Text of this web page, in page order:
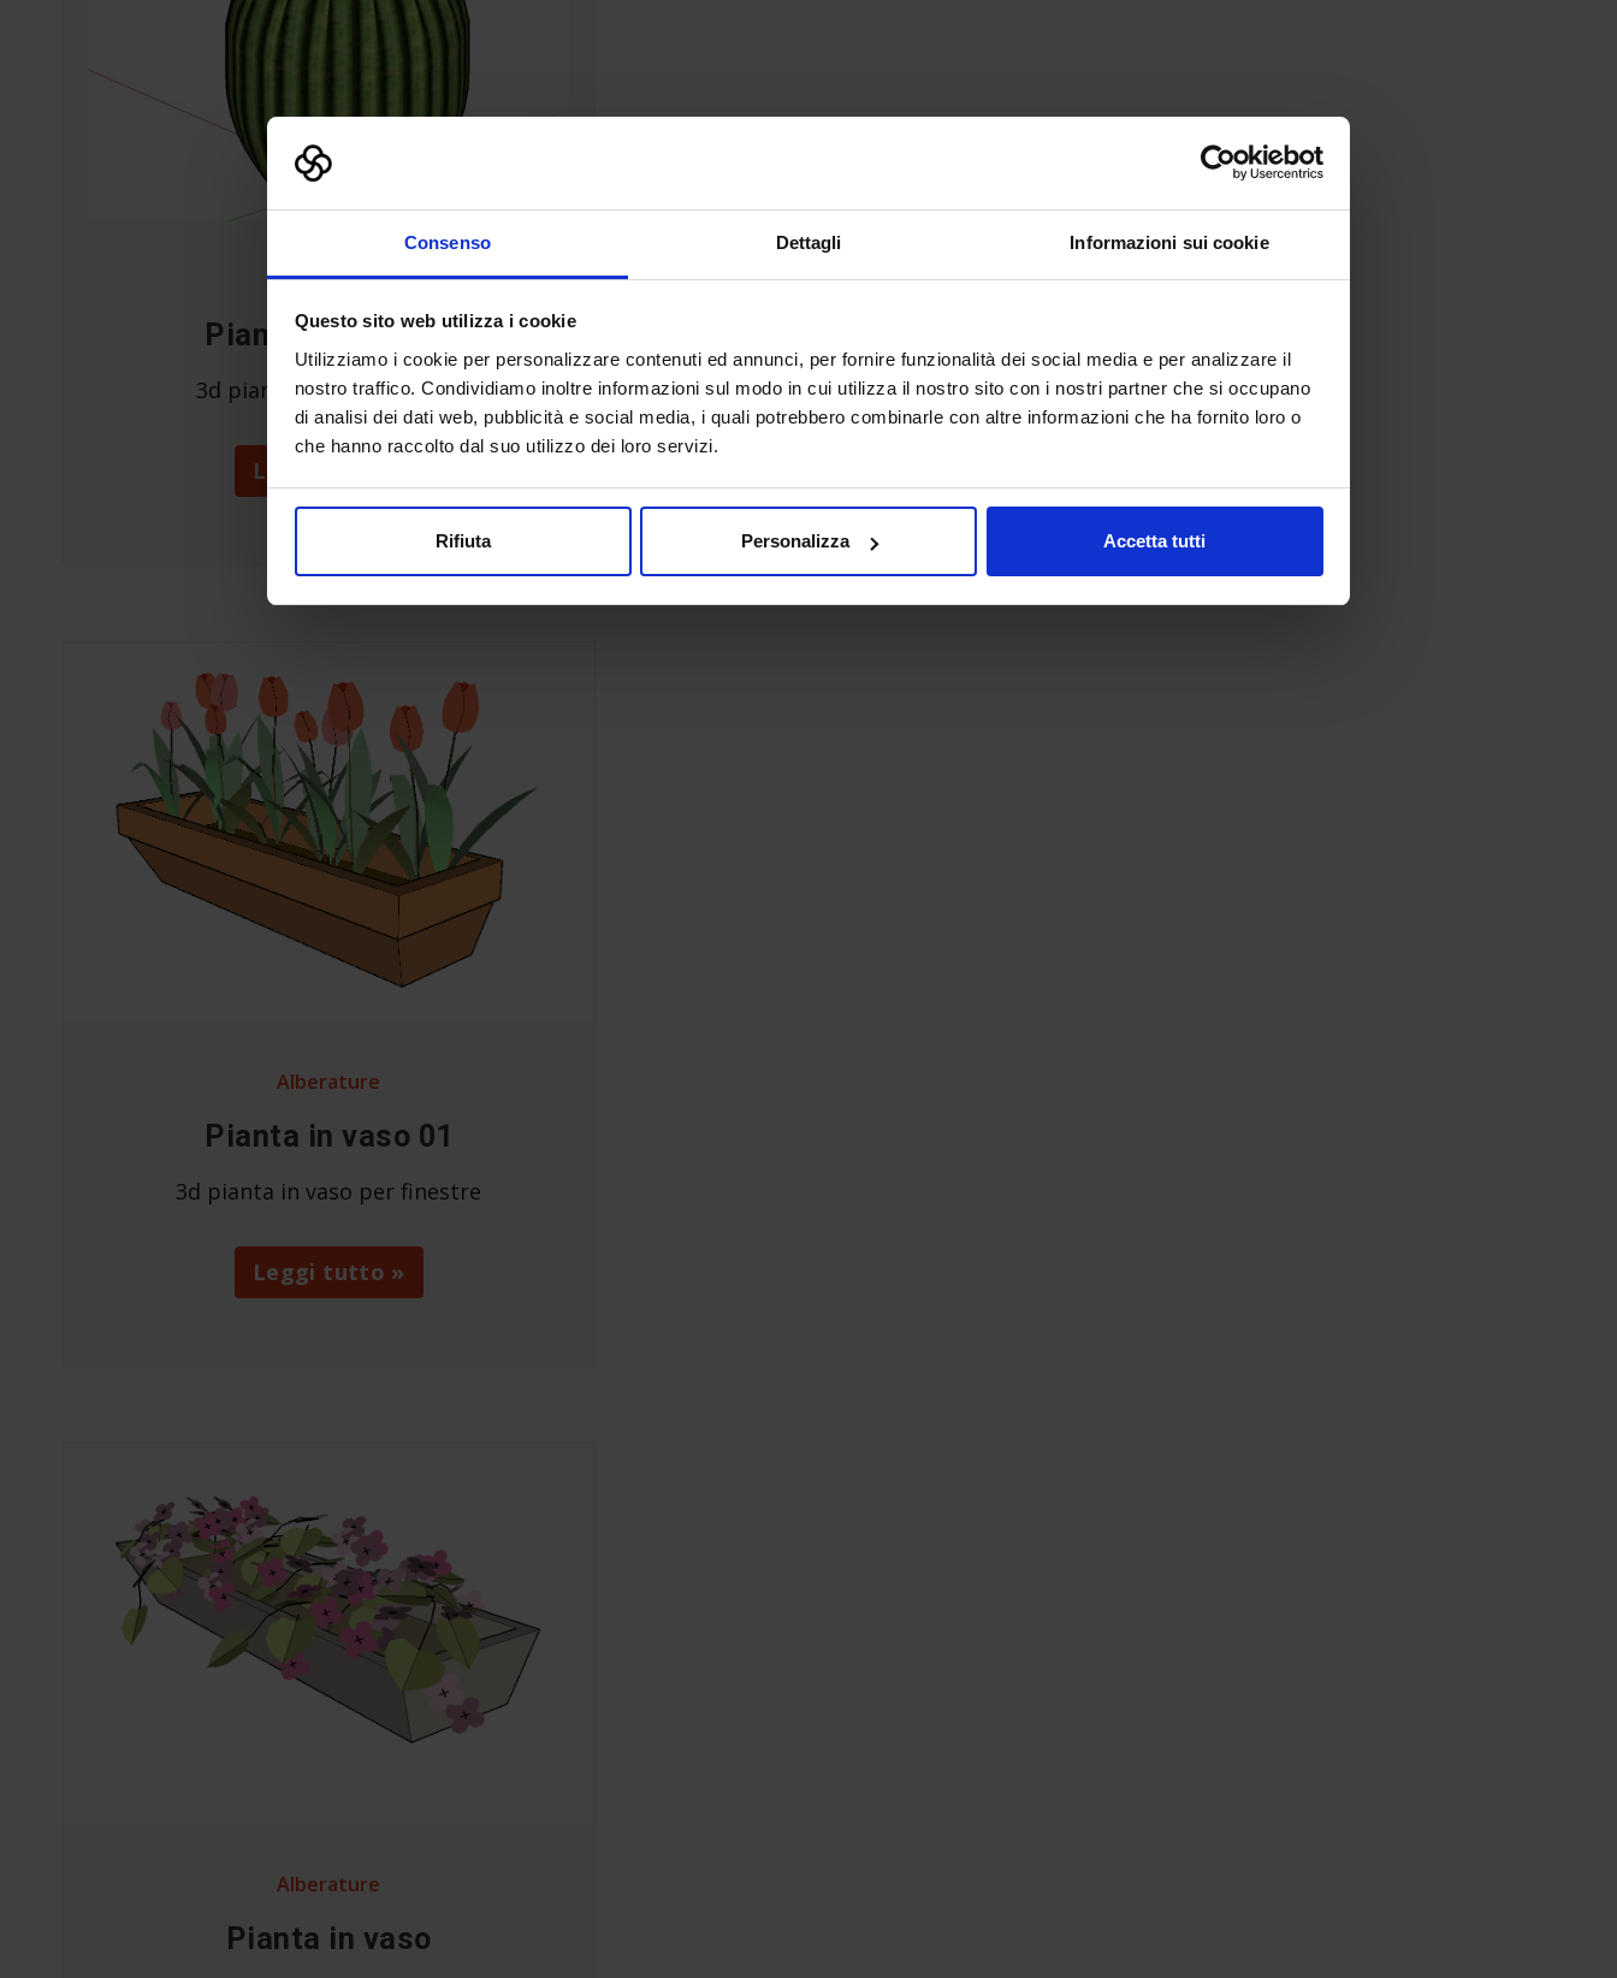
Consenso Dettagli Informazioni sui cookie
Questo sito web utilizza i cookie
Utilizziamo i cookie per personalizzare contenuti ed annunci, per fornire funzionalità dei social media e per analizzare il
nostro traffico. Condividiamo inoltre informazioni sul modo in cui utilizza il nostro sito con i nostri partner che si occupano
di analisi dei dati web, pubblicità e social media, i quali potrebbero combinarle con altre informazioni che ha fornito loro o
che hanno raccolto dal suo utilizzo dei loro servizi.
Rifiuta Personalizza Accetta tutti
Alberature
Pianta Grassa 19
3d pianta grassa – cactus
Leggi tutto »
Alberature
Pianta in vaso 01
3d pianta in vaso per finestre
Leggi tutto »
Alberature
Pianta in vaso